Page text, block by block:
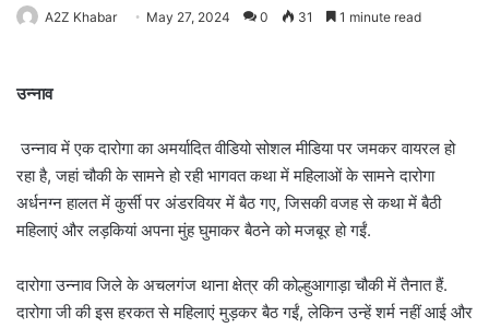
A2Z Khabar May 27, 2024 0 31 1 minute read
उन्नाव
उन्नाव में एक दारोगा का अमर्यादित वीडियो सोशल मीडिया पर जमकर वायरल हो
रहा है, जहां चौकी के सामने हो रही भागवत कथा में महिलाओं के सामने दारोगा
अर्धनग्न हालत में कुर्सी पर अंडरवियर में बैठ गए, जिसकी वजह से कथा में बैठी
महिलाएं और लड़कियां अपना मुंह घुमाकर बैठने को मजबूर हो गईं.
दारोगा उन्नाव जिले के अचलगंज थाना क्षेत्र की कोल्हुआगाड़ा चौकी में तैनात हैं.
दारोगा जी की इस हरकत से महिलाएं मुड़कर बैठ गईं, लेकिन उन्हें शर्म नहीं आई और